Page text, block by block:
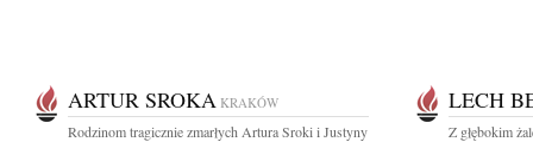
ARTUR SROKA KRAKÓW
Rodzinom tragicznie zmarłych Artura Sroki i Justyny
LECH
Z głębokim